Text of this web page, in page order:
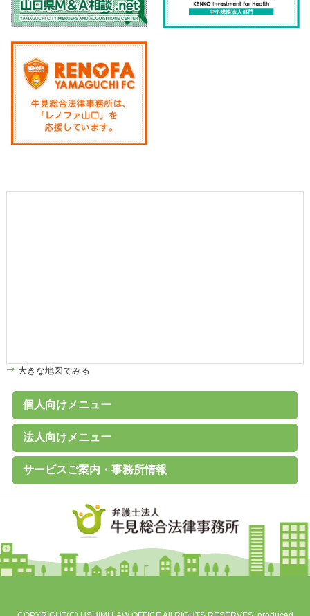
大きな地図でみる
個人向けメニュー
個人のお客様へ
家計診断・ライフプランアドバイス
債務整理（任意整理、個人再生、破産、過払い金の取戻し）
離婚その他家族の問題
高齢者の財産管理（後見、保佐、補助など）
遺言書作成、遺産分割、相続税対策
交通事故、その他各種事故
労働問題
（未払賃金、不当解雇、労災など）
その他の民事事件
刑事事件 （刑事弁護、被害者支援、告訴）
B型肝炎給付金
C型肝炎給付金
石綿（アスベスト）賠償金
破産に関するQ&A
過払い金に関するQ&A
離婚に関するQ&A
交通事故に関するQ&A
法人向けメニュー
法人のお客様へ
経営・法律顧問サービス
従業員支援プログラム（ＥＡＰ）
経営相談、経営計画作成サポートなど
会社設立、株主総会、代表訴訟、その他会社法務一般
売掛金等の与信管理・債権回収
契約書の作成・チェック
人事労務（就業規則、賃金、解雇など）
訴訟・紛争・クレーム
Ｍ＆Ａ・各種提携、事業承継
事業再生・倒産（民事再生、破産、特別清算）
サービスご案内・事務所情報
事務所案内
基本理念
初回相談（平日）無料
費用見積り無料
料金一覧
よくあるご質問
お客様の声
メールマガジン無料登録
講演・セミナー実績
対応エリア
採用情報
地図
個人情報保護方針